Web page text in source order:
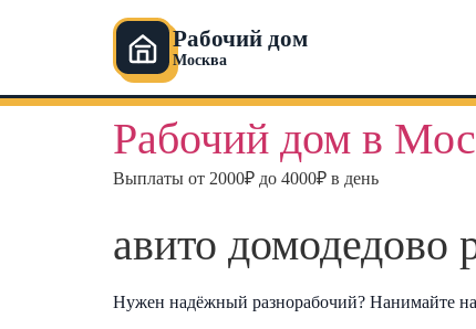
Рабочий дом
Москва
Перейти
Рабочий дом в
Выплаты от 2000₽ до 4000₽ в день
авито домодедово
Нужен надёжный разнорабочий? Нанимайте